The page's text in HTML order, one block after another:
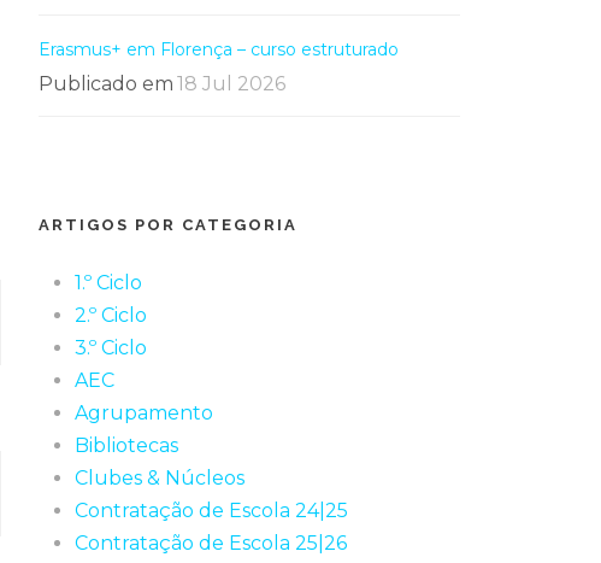
Erasmus+ em Florença – curso estruturado
Publicado em 18 Jul 2026
ARTIGOS POR CATEGORIA
1.º Ciclo
2.º Ciclo
3.º Ciclo
AEC
Agrupamento
Bibliotecas
Clubes & Núcleos
Contratação de Escola 24|25
Contratação de Escola 25|26